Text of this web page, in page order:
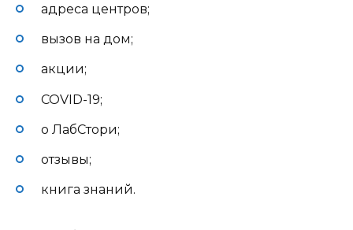
адреса центров;
вызов на дом;
акции;
COVID-19;
о ЛабСтори;
отзывы;
книга знаний.